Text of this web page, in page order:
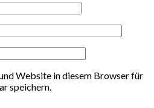
Website in diesem Browser für
speichern.